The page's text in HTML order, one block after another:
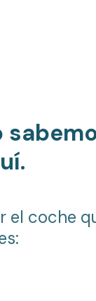
el coche